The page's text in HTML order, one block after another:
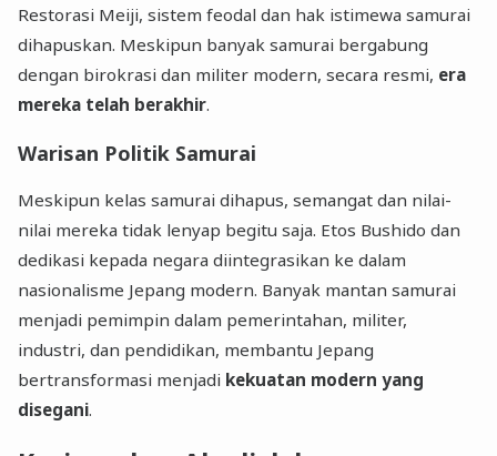
Restorasi Meiji, sistem feodal dan hak istimewa samurai
dihapuskan. Meskipun banyak samurai bergabung
dengan birokrasi dan militer modern, secara resmi, era
mereka telah berakhir.
Warisan Politik Samurai
Meskipun kelas samurai dihapus, semangat dan nilai-
nilai mereka tidak lenyap begitu saja. Etos Bushido dan
dedikasi kepada negara diintegrasikan ke dalam
nasionalisme Jepang modern. Banyak mantan samurai
menjadi pemimpin dalam pemerintahan, militer,
industri, dan pendidikan, membantu Jepang
bertransformasi menjadi kekuatan modern yang
disegani.